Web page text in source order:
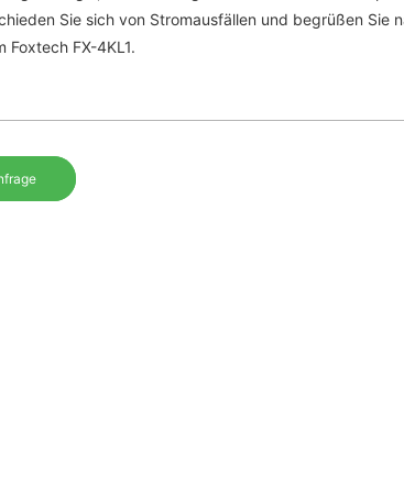
Sie sich von Stromausfällen und begrüßen Sie
Foxtech FX-4KL1.